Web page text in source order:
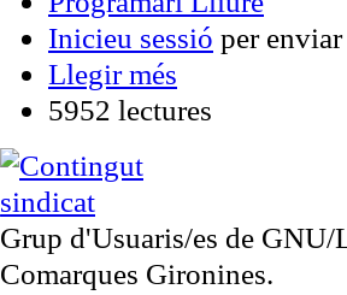
Inicieu sessió per
Llegir més
5952 lectures
Grup d'Usuaris/es de
Comarques Gironines.